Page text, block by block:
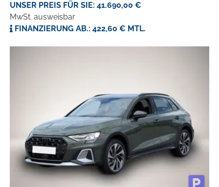
UNSER PREIS FÜR SIE: 41.690,00 €
MwSt. ausweisbar
FINANZIERUNG AB.: 422,60 € MTL.